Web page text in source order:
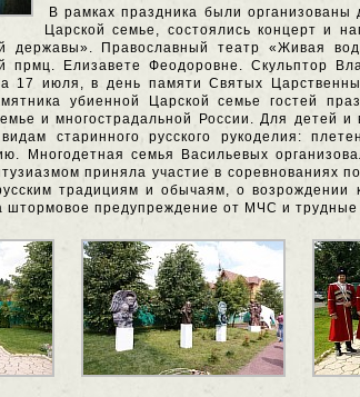
В рамках праздника были
Царской семье, состоялись концерт и
державы». Православный театр «Живая
прмц. Елизавете Феодоровне. Скульптор
17 июля, в день памяти Святых
убиенной Царской семье гостей
и многострадальной России. Для детей
старинного русского рукоделия:
Многодетная семья Васильевых
приняла участие в соревнованиях
традициям и обычаям, о
предупреждение от МЧС и трудные